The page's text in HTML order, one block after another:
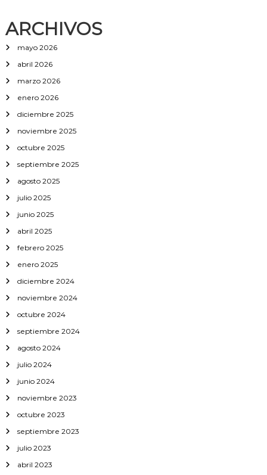
ARCHIVOS
mayo 2026
abril 2026
marzo 2026
enero 2026
diciembre 2025
noviembre 2025
octubre 2025
septiembre 2025
agosto 2025
julio 2025
junio 2025
abril 2025
febrero 2025
enero 2025
diciembre 2024
noviembre 2024
octubre 2024
septiembre 2024
agosto 2024
julio 2024
junio 2024
noviembre 2023
octubre 2023
septiembre 2023
julio 2023
abril 2023